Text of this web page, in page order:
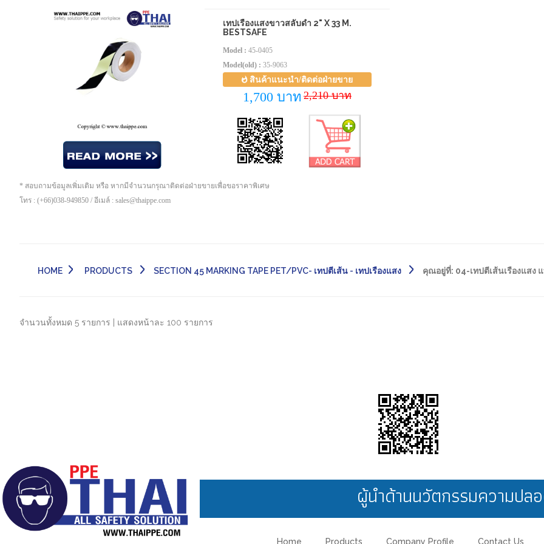
เทปเรืองแสงขาวสลับดำ 2" X 33 M.
BESTSAFE
Model : 45-0405
Model(old) : 35-9063
สินค้าแนะนำ/ติดต่อฝ่ายขาย
1,700 บาท 2,210 บาท
* สอบถามข้อมูลเพิ่มเติม หรือ หากมีจำนวนกรุณาติดต่อฝ่ายขายเพื่อขอราคาพิเศษ
โทร : (+66)038-949850 / อีเมล์ : sales@thaippe.com
HOME PRODUCTS SECTION 45 MARKING TAPE PET/PVC- เทปตีเส้น - เทปเรืองแสง คุณอยู่ที่: 04-เทปตีเส้นเรืองแสง
จำนวนทั้งหมด 5 รายการ | แสดงหน้าละ 100 รายการ
ผู้นำด้านนวัตกรรมความป
Home Products Company Profile Contact Us